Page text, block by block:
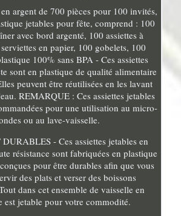
argent de 700 pièces pour 100 invités,
jetables pour fête, comprend : 100
avec bord argenté, 100 assiettes à
en papier, 100 gobelets, 100
100% sans BPA - Ces assiettes
sont en plastique de qualité alimentaire
peuvent être réutilisées en les lavant
REMARQUE : Ces assiettes jetables
pour une utilisation au micro-
ou au lave-vaisselle.
- Ces assiettes jetables en
résistance sont fabriquées en plastique
pour être durables afin que vous
des plats et verser des boissons
dans cet ensemble de vaisselle en
est jetable pour votre commodité.